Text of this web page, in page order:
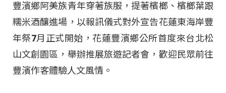
豐濱鄉阿美族青年穿著族服，提著檳榔、檳榔葉跟
糯米酒釀進場，以報訊儀式對外宣告花蓮東海岸豐
年祭7月正式開始，花蓮豐濱鄉公所首度來台北松
山文創園區，舉辦推展旅遊記者會，歡迎民眾前往
豐濱作客體驗人文風情。